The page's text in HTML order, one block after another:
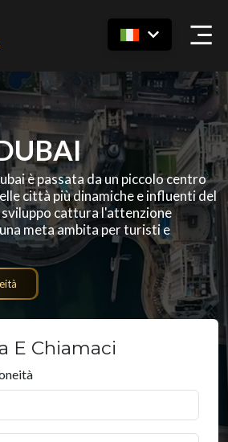
è passata da un piccolo centro
città più dinamiche e influenti del
cattura l'attenzione
meta ambita per turisti e
E Chiamaci